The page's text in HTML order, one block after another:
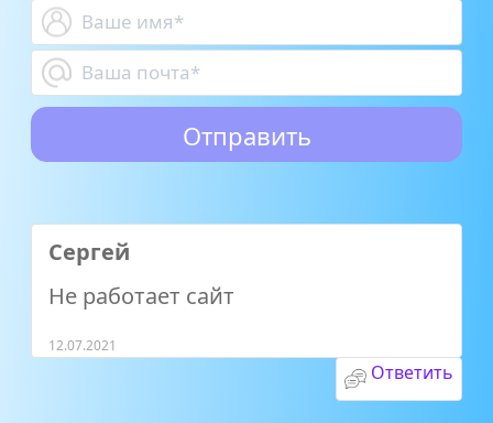
Сергей
Не работает сайт
12.07.2021
Ответить